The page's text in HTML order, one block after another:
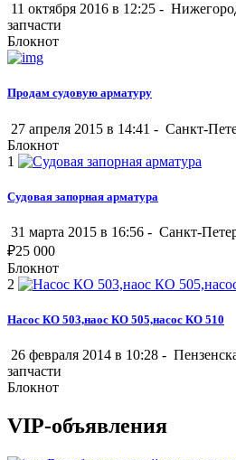
11 октября 2016 в 12:25 -
запчасти
Блокнот
Продам судовую арматуру
27 апреля 2015 в 14:41 - Санкт-
Блокнот
1
Судовая запорная арматура
31 марта 2015 в 16:56 - Санкт-
₽25 000
Блокнот
2
Насос КО 503,наос КО 505,насос КО 510
26 февраля 2014 в 10:28 -
запчасти
Блокнот
VIP-объявления